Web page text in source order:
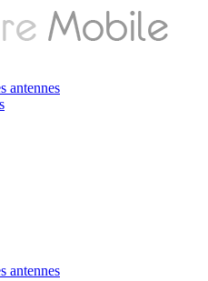
antennes
antennes